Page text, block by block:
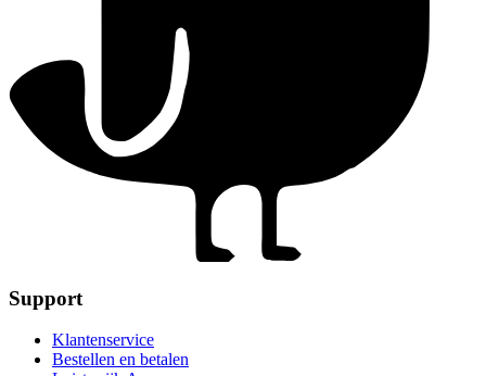
Support
Klantenservice
Bestellen en betalen